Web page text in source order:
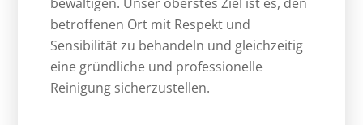
betroffenen Ort mit Respekt und
Sensibilität zu behandeln und gleichzeitig
eine gründliche und professionelle
Reinigung sicherzustellen.